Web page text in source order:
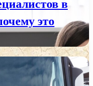
в
это